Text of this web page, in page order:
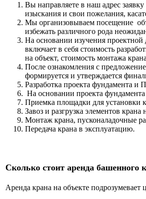
Вы направляете в наш адрес
изыскания и свои пожелания,
Мы организовываем посещение
избежать различного рода
На основании изучения
включает в себя стоимость
на объект, стоимость монтажа
После ознакомления с
формируется и утверждается
Разработка проекта фундамента и
На основании проекта
Приемка площадки для установки
Завоз и разгрузка элементов крана
Монтаж крана, пусконаладочные
Передача крана в эксплуатацию.
Сколько стоит аренда башенного
Аренда крана на объекте